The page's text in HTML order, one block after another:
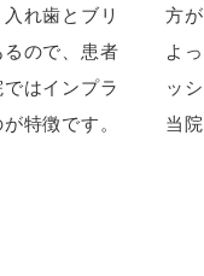
れ歯とブリ
ので、患者
はインプラ
特徴です。
方
よ
ッ
当